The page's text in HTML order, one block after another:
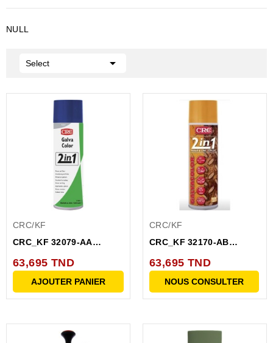
NULL
Select 
CRC/KF
CRC_KF 32079-AA
BLEU 500ML
63,695 TND
AJOUTER PANIER
CRC/KF
CRC_KF 32170-AB
ORANGER...
63,695 TND
NOUS CONSULTER